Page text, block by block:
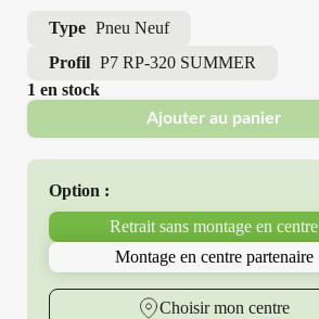
Type Pneu Neuf
Profil P7 RP-320 SUMMER
1 en stock
Ajouter au panier
Option :
Retrait sans montage en centre
Montage en centre partenaire
Choisir mon centre